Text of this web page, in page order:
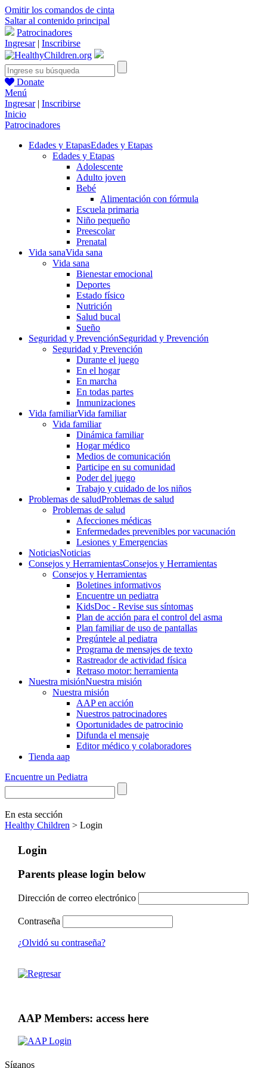
Omitir los comandos de cinta
Saltar al contenido principal
Patrocinadores
Ingresar| Inscribirse
Donate
Menú
Ingresar| Inscribirse
Inicio
Patrocinadores
Edades y EtapasEdades y Etapas
Edades y Etapas
Adolescente
Adulto joven
Bebé
Alimentación con fórmula
Escuela primaria
Niño pequeño
Preescolar
Prenatal
Vida sanaVida sana
Vida sana
Bienestar emocional
Deportes
Estado físico
Nutrición
Salud bucal
Sueño
Seguridad y PrevenciónSeguridad y Prevención
Seguridad y Prevención
Durante el juego
En el hogar
En marcha
En todas partes
Inmunizaciones
Vida familiarVida familiar
Vida familiar
Dinámica familiar
Hogar médico
Medios de comunicación
Participe en su comunidad
Poder del juego
Trabajo y cuidado de los niños
Problemas de saludProblemas de salud
Problemas de salud
Afecciones médicas
Enfermedades prevenibles por vacunación
Lesiones y Emergencias
NoticiasNoticias
Consejos y HerramientasConsejos y Herramientas
Consejos y Herramientas
Boletines informativos
Encuentre un pediatra
KidsDoc - Revise sus síntomas
Plan de acción para el control del asma
Plan familiar de uso de pantallas
Pregúntele al pediatra
Programa de mensajes de texto
Rastre​​ador de activida​d física
Retraso motor: herramienta
Nuestra misiónNuestra misión
Nuestra misión
AAP en acción
Nuestros patrocinadores
Oportunidades de patrocinio
Difunda el mensaje
Editor médico y colaboradores
Tienda aap
Encuentre un Pediatra
En esta sección
Healthy Children > Login
Login
Parents please login below
Dirección de correo electrónico
Contraseña
¿Olvidó su contraseña?
AAP Members: access here
Síganos